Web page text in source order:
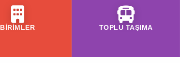
BİRİMLER TOPLU TAŞIMA